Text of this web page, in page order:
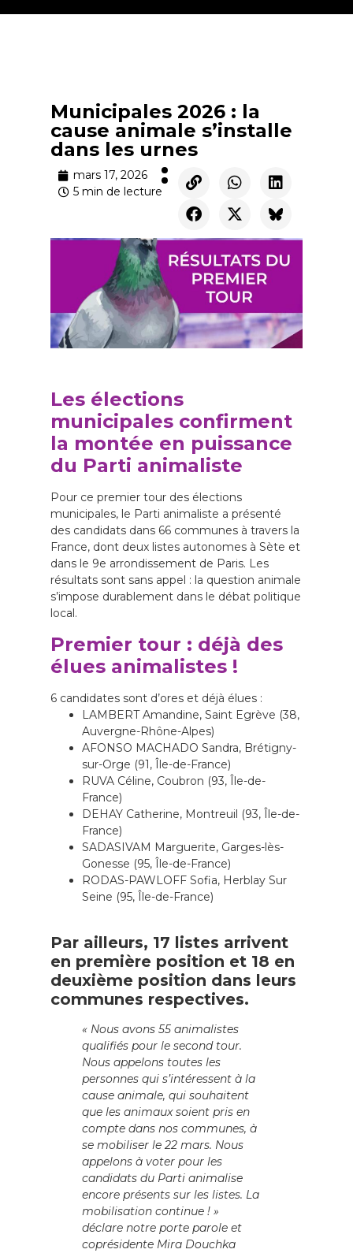
Municipales 2026 : la
cause animale s’installe
dans les urnes
mars 17, 2026
5 min de lecture
Les élections
municipales confirment
la montée en puissance
du Parti animaliste
Pour ce premier tour des élections
municipales, le Parti animaliste a présenté
des candidats dans 66 communes à travers la
France, dont deux listes autonomes à Sète et
dans le 9e arrondissement de Paris. Les
résultats sont sans appel : la question animale
s’impose durablement dans le débat politique
local.
Premier tour : déjà des
élues animalistes !
6 candidates sont d’ores et déjà élues :
LAMBERT Amandine, Saint Egrève (38,
Auvergne-Rhône-Alpes)
AFONSO MACHADO Sandra, Brétigny-
sur-Orge (91, Île-de-France)
RUVA Céline, Coubron (93, Île-de-
France)
DEHAY Catherine, Montreuil (93, Île-de-
France)
SADASIVAM Marguerite, Garges-lès-
Gonesse (95, Île-de-France)
RODAS-PAWLOFF Sofia, Herblay Sur
Seine (95, Île-de-France)
Par ailleurs, 17 listes arrivent
en première position et 18 en
deuxième position dans leurs
communes respectives.
« Nous avons 55 animalistes
qualifiés pour le second tour.
Nous appelons toutes les
personnes qui s’intéressent à la
cause animale, qui souhaitent
que les animaux soient pris en
compte dans nos communes, à
se mobiliser le 22 mars. Nous
appelons à voter pour les
candidats du Parti animalise
encore présents sur les listes. La
mobilisation continue ! »
déclare notre porte parole et
coprésidente Mira Douchka